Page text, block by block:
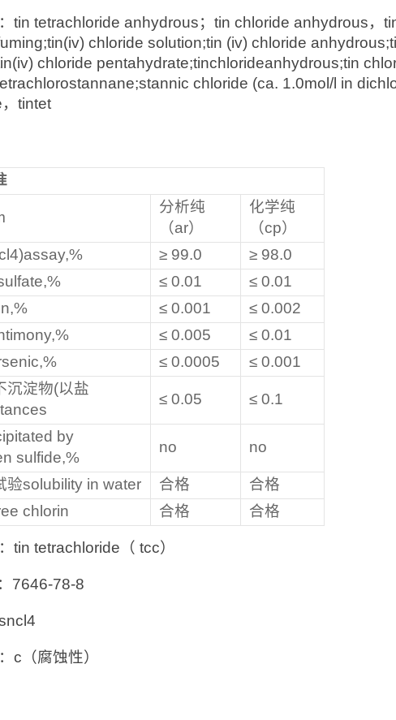
tin tetrachloride anhydrous；tin chloride anhydrous，
chloride solution;tin (iv) chloride
chloride pentahydrate;tinchlorideanhydrous;tin
chloride (ca. 1.0mol/l in
tintet
分析纯
（ar）
化学纯
（cp）
≥ 99.0
≥ 98.0
≤ 0.01
≤ 0.01
≤ 0.001
≤ 0.002
≤ 0.005
≤ 0.01
≤ 0.0005
≤ 0.001
沉淀物(以盐
≤ 0.05 ≤ 0.1
by
sulfide,%
no no
验solubility in water 合格
合格
chlorin
合格 合格
tin tetrachloride（ tcc）
7646-78-8
c（腐蚀性）